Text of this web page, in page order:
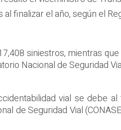
al finalizar el año, según el
siniestros, mientras
Nacional de Seguridad
vial se debe
de Seguridad Vial